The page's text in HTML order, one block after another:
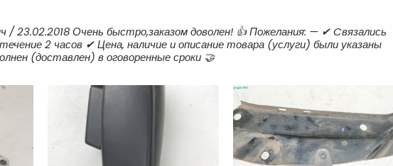
/ 23.02.2018 Очень быстро,заказом доволен! 👍 Пожелания: — ✔ Cвязались
2 часов ✔ Цена, наличие и описание товара (услуги) были указаны
(доставлен) в оговоренные сроки 🤝